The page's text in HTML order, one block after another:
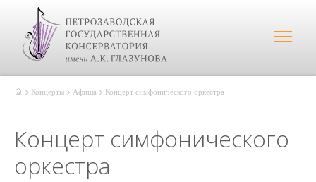
Концерты Афиша Концерт симфонического оркестра
Концерт симфонического
оркестра